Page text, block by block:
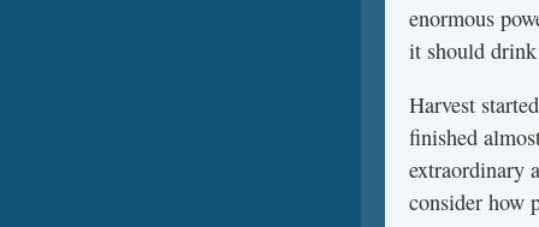
enormous
it should
Harvest
finished
extraordinary
consider how